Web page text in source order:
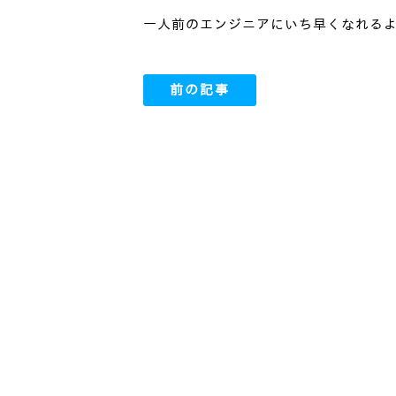
一人前のエンジニアにいち早くなれる
前の記事